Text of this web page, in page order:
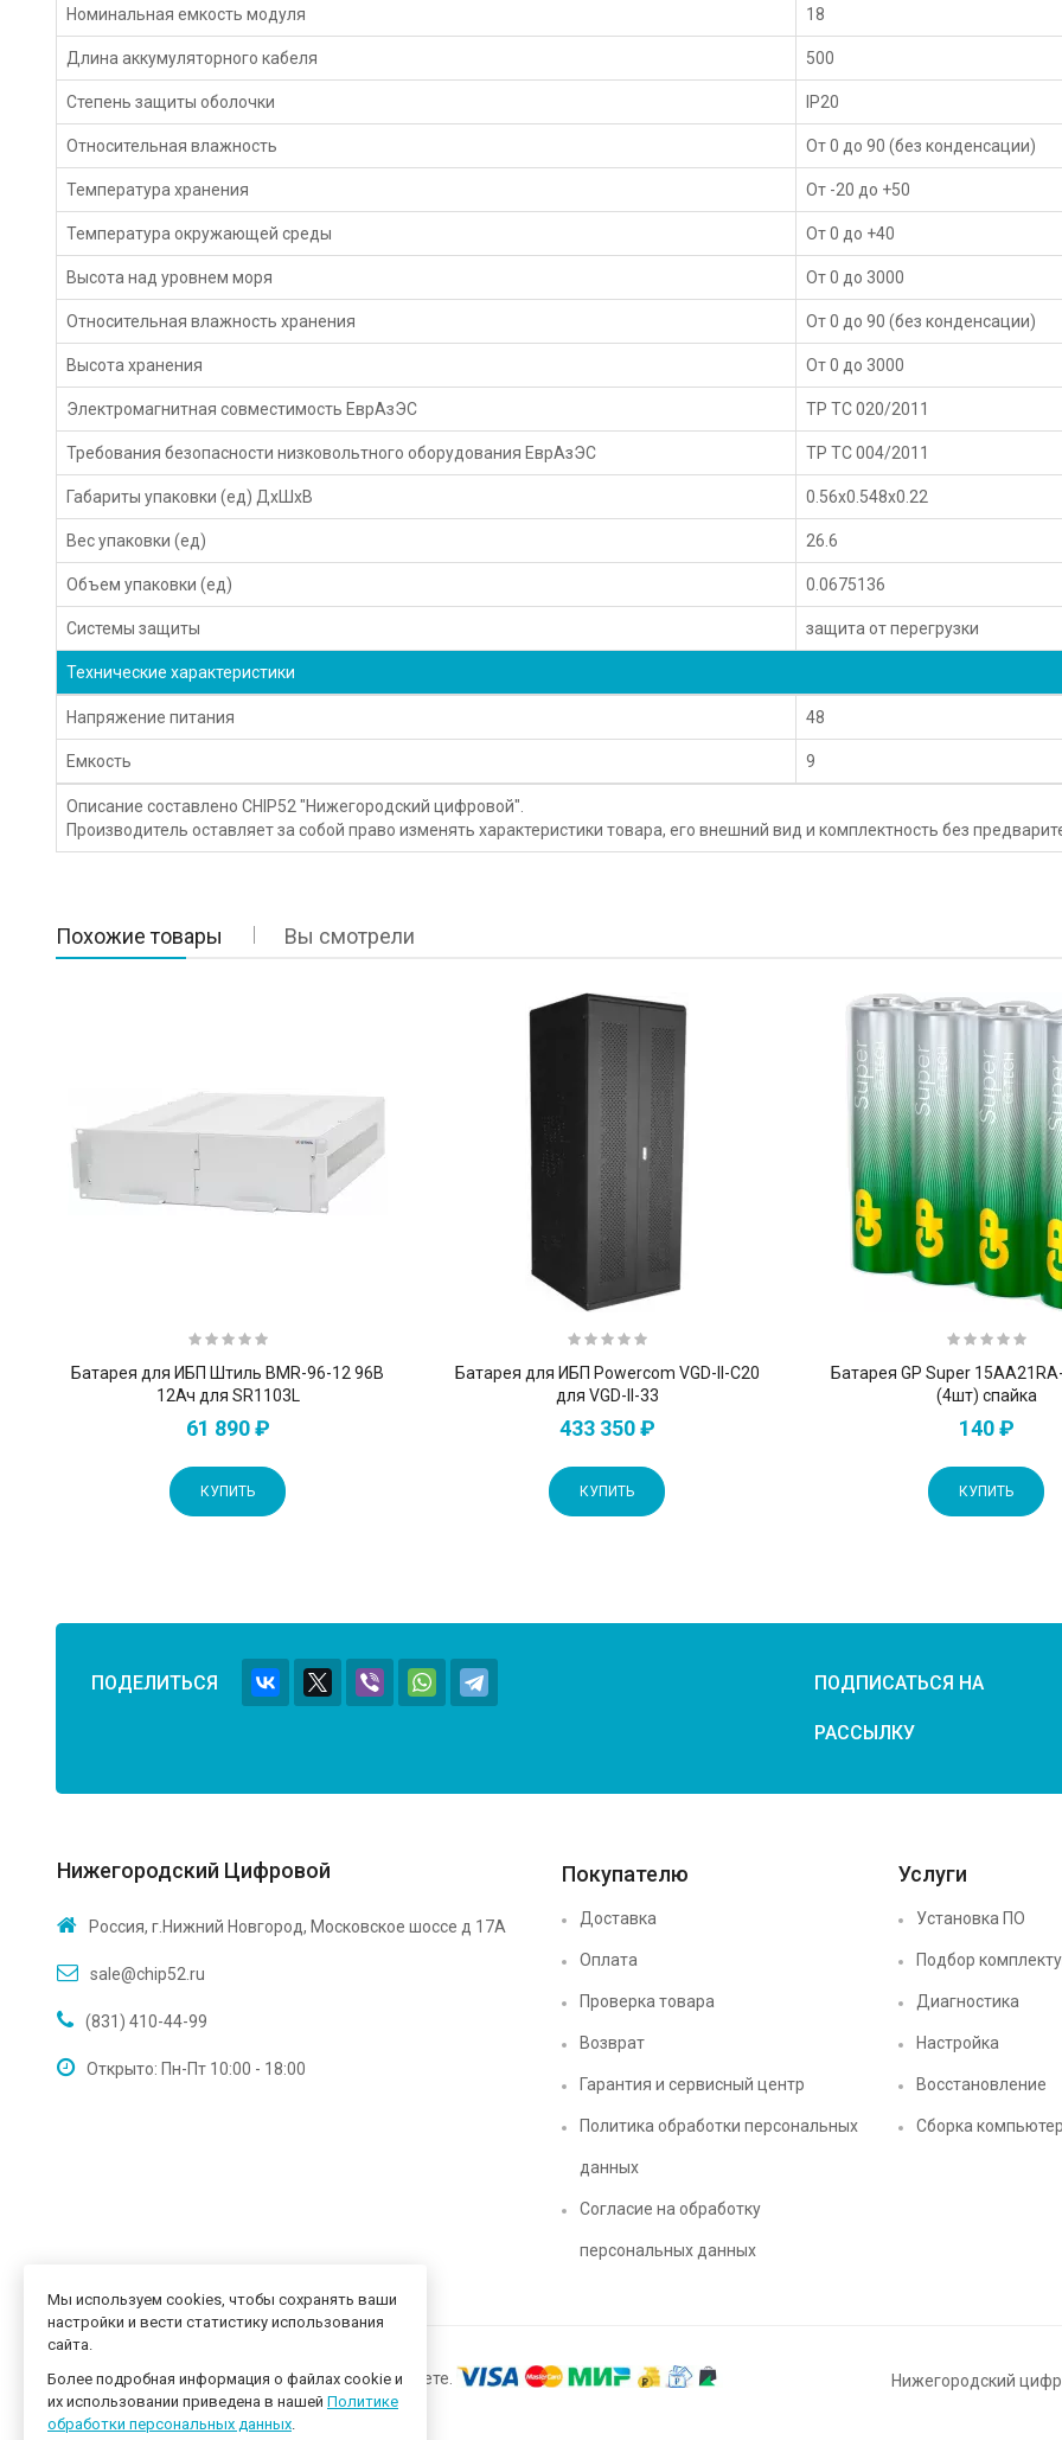
Номинальная емкость модуля 18
Длина аккумуляторного кабеля 500
Степень защиты оболочки IP20
Относительная влажность От 0 до 90 (без конденсации)
Температура хранения От -20 до +50
Температура окружающей среды От 0 до +40
Высота над уровнем моря От 0 до 3000
Относительная влажность хранения От 0 до 90 (без конденсации)
Высота хранения От 0 до 3000
Электромагнитная совместимость ЕврАзЭС ТР ТС 020/2011
Требования безопасности низковольтного оборудования ЕврАзЭС ТР ТС 004/2011
Габариты упаковки (ед) ДхШхВ 0.56x0.548x0.22
Вес упаковки (ед) 26.6
Объем упаковки (ед) 0.0675136
Системы защиты защита от перегрузки
Технические характеристики
Напряжение питания 48
Емкость 9
Описание составлено CHIP52 "Нижегородский цифровой".
Производитель оставляет за собой право изменять характеристики товара, его внешний вид и комплектность без
Похожие товары Вы смотрели
Батарея для ИБП Штиль BMR-96-12 96В
12Ач для SR1103L
61 890 ₽
КУПИТЬ
Батарея для ИБП Powercom VGD-II-C20
для VGD-II-33
433 350 ₽
КУПИТЬ
Батарея GP Super
(4шт) спайка
140 ₽
КУПИТЬ
ПОДЕЛИТЬСЯ ПОДПИСАТЬСЯ НА
РАССЫЛКУ
Нижегородский Цифровой
Россия, г.Нижний Новгород, Московское шоссе д 17А
sale@chip52.ru
(831) 410-44-99
Открыто: Пн-Пт 10:00 - 18:00
Покупателю
Доставка
Оплата
Проверка товара
Возврат
Гарантия и сервисный центр
Политика обработки персональных
данных
Согласие на обработку
персональных данных
Услуги
Установка ПО
Подбор
Диагностика
Настройка
Восстановление
Сборка
Нижегородский
Мы используем cookies, чтобы сохранять ваши
настройки и вести статистику использования
сайта.
Более подробная информация о файлах cookie и
их использовании приведена в нашей Политике
обработки персональных данных.